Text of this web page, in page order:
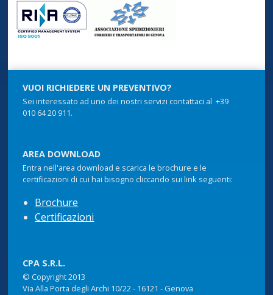
VUOI RICHIEDERE UN PREVENTIVO?
Sei interessato ad uno dei nostri servizi contattaci al +39
010 64 20 911.
AREA DOWNLOAD
Entra nell'area download e scarica le brochure e le
certificazioni di cui hai bisogno cliccando sui link seguenti:
Brochure
Certificazioni
CPA S.R.L.
© Copyright 2013
Via Alla Porta degli Archi 10/22 - 16121 - Genova